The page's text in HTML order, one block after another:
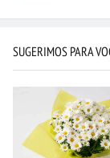
SUGERIMOS PARA